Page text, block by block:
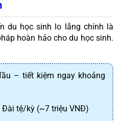
du học sinh lo lắng chính là
hoàn hảo cho du học sinh.
– tiết kiệm ngay khoảng
Đài tệ/kỳ (~7 triệu VNĐ)